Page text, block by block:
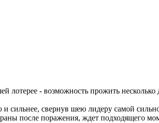
лотерее - возможность прожить
сильнее, свернув шею лидеру самой
после поражения, ждет подходящего